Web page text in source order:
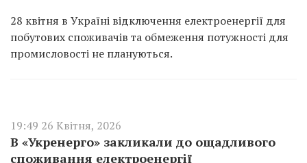
28 квітня в Україні відключення електроенергії для
побутових споживачів та обмеження потужності для
промисловості не плануються.
19:49 26 Квітня, 2026
В «Укренерго» закликали до ощадливого
споживання електроенергії